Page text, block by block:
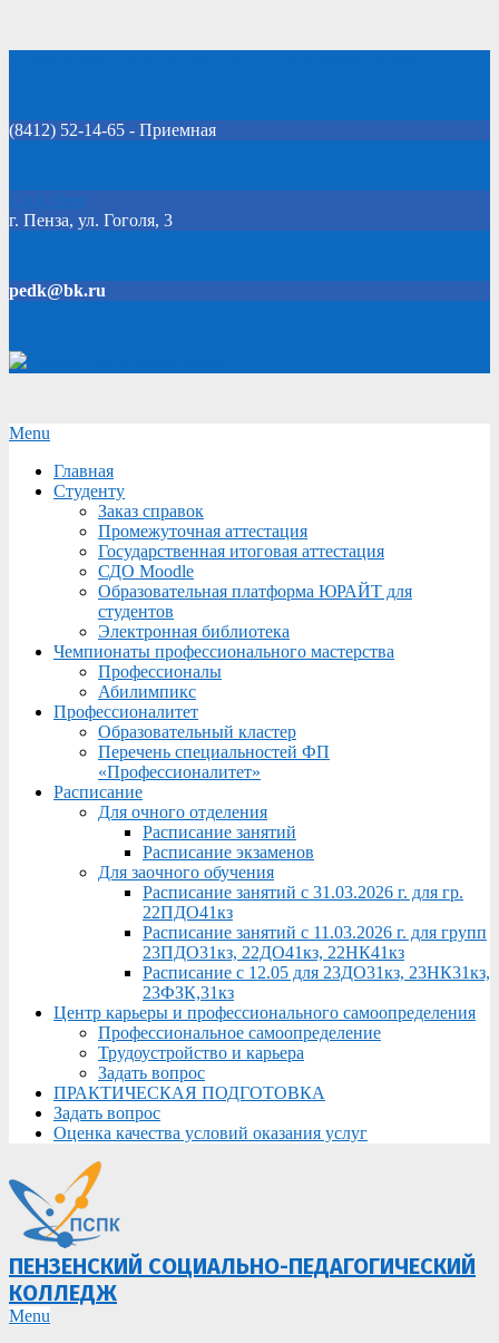
(8412) 52-14-65 - Приемная
Click Here
г. Пенза, ул. Гоголя, 3
pedk@bk.ru
Secondary
Menu
Menu
Главная
Студенту
Заказ справок
Промежуточная аттестация
Государственная итоговая аттестация
СДО Moodle
Образовательная платформа ЮРАЙТ для
студентов
Электронная библиотека
Чемпионаты профессионального мастерства
Профессионалы
Абилимпикс
Профессионалитет
Образовательный кластер
Перечень специальностей ФП
«Профессионалитет»
Расписание
Для очного отделения
Расписание занятий
Расписание экзаменов
Для заочного обучения
Расписание занятий с 31.03.2026 г. для гр.
22ПДО41кз
Расписание занятий с 11.03.2026 г. для групп
23ПДО31кз, 22ДО41кз, 22НК41кз
Расписание с 12.05 для 23ДО31кз, 23НК31кз,
23ФЗК,31кз
Центр карьеры и профессионального самоопределения
Профессиональное самоопределение
Трудоустройство и карьера
Задать вопрос
ПРАКТИЧЕСКАЯ ПОДГОТОВКА
Задать вопрос
Оценка качества условий оказания услуг
ПЕНЗЕНСКИЙ СОЦИАЛЬНО-ПЕДАГОГИЧЕСКИЙ
КОЛЛЕДЖ
Primary
Menu